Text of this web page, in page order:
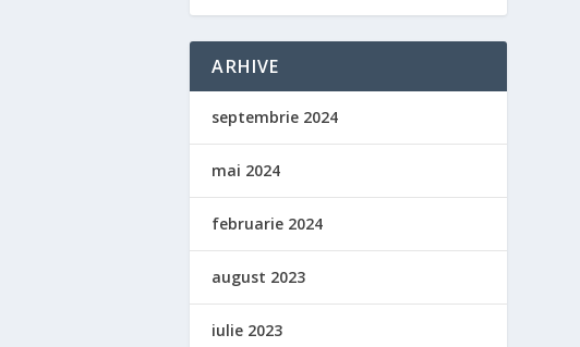
ARHIVE
septembrie 2024
mai 2024
februarie 2024
august 2023
iulie 2023